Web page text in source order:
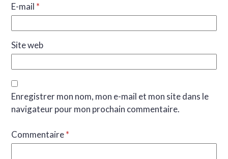
E-mail *
Site web
Enregistrer mon nom, mon e-mail et mon site dans le
navigateur pour mon prochain commentaire.
Commentaire*